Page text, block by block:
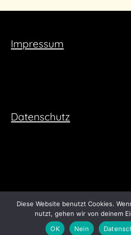
Impressum
Datenschutz
©2026 vinevesttravel
| Built
Responsive Blogily
Diese Website benutzt Cookies.
nutzt, gehen wir von deinem
OK
Nein